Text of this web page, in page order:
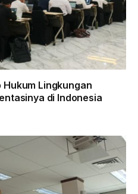
Lingkungan
di Indonesia